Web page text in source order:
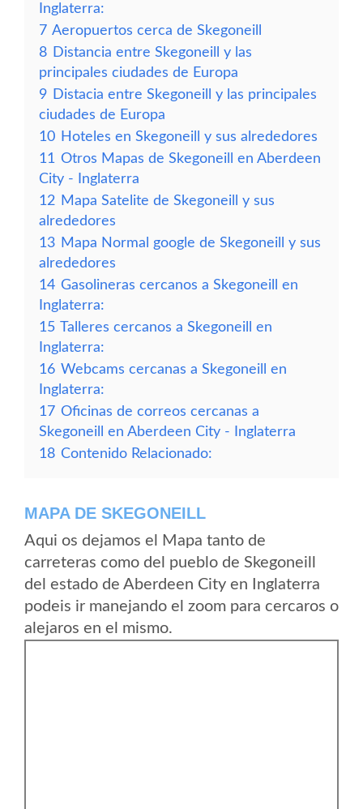
Inglaterra:
7 Aeropuertos cerca de Skegoneill
8 Distancia entre Skegoneill y las
principales ciudades de Europa
9 Distacia entre Skegoneill y las principales
ciudades de Europa
10 Hoteles en Skegoneill y sus alrededores
11 Otros Mapas de Skegoneill en Aberdeen
City - Inglaterra
12 Mapa Satelite de Skegoneill y sus
alrededores
13 Mapa Normal google de Skegoneill y sus
alrededores
14 Gasolineras cercanos a Skegoneill en
Inglaterra:
15 Talleres cercanos a Skegoneill en
Inglaterra:
16 Webcams cercanas a Skegoneill en
Inglaterra:
17 Oficinas de correos cercanas a
Skegoneill en Aberdeen City - Inglaterra
18 Contenido Relacionado:
MAPA DE SKEGONEILL
Aqui os dejamos el Mapa tanto de
carreteras como del pueblo de Skegoneill
del estado de Aberdeen City en Inglaterra
podeis ir manejando el zoom para cercaros o
alejaros en el mismo.